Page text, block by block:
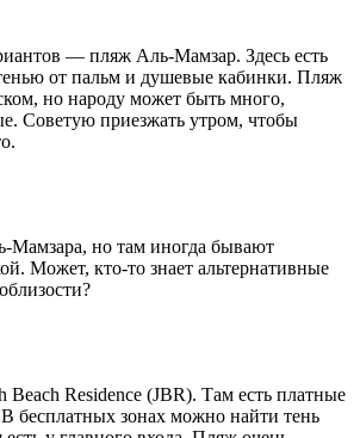
— пляж Аль-Мамзар. Здесь есть
от пальм и душевые кабинки. Пляж
но народу может быть много,
Советую приезжать утром, чтобы
Мамзара, но там иногда бывают
Может, кто-то знает альтернативные
Beach Residence (JBR). Там есть платные
бесплатных зонах можно найти тень